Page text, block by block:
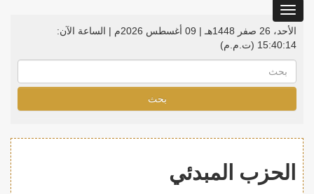
الأحد، 26 صفر 1448هـ | 09 أغسطس 2026م |
الساعة الآن:
15:40:14 (ت.م.م)
بحث
الحزب المبدئي